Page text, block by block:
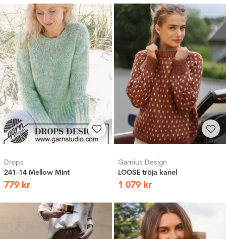
Drops
241-14 Mellow Mint
779 kr
Garnius Design
LOOSE tröja kanel
1 079 kr